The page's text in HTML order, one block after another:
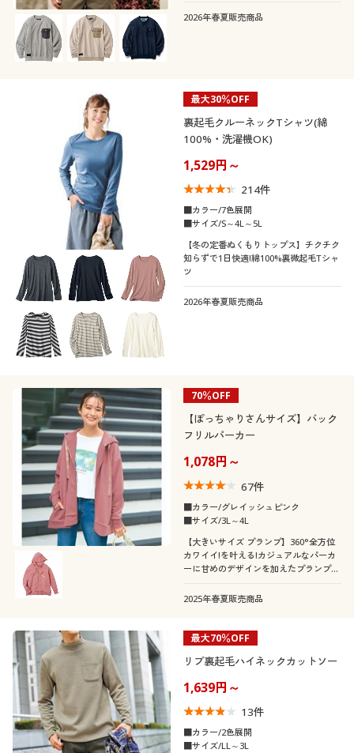
2026年春夏販売商品
最大30％OFF
裏起毛クルーネックTシャツ(綿
100%・洗濯機OK)
1,529円～
214件
■カラー/7色展開
■サイズ/S～4L～5L
【冬の定番ぬくもりトップス】チクチク
知らずで1日快適!綿100%裏微起毛Tシャ
ツ
2026年春夏販売商品
70％OFF
【ぽっちゃりさんサイズ】バック
フリルパーカー
1,078円～
67件
■カラー/グレイッシュピンク
■サイズ/3L～4L
【大きいサイズ プランプ】360°全方位
カワイイ!を叶える!カジュアルなパーカ
ーに甘めのデザインを加えたプランプな
ラックに加え、甘すぎず落ち着いたカラ
2025年春夏販売商品
最大70％OFF
リブ裏起毛ハイネックカットソー
1,639円～
13件
■カラー/2色展開
■サイズ/LL～3L